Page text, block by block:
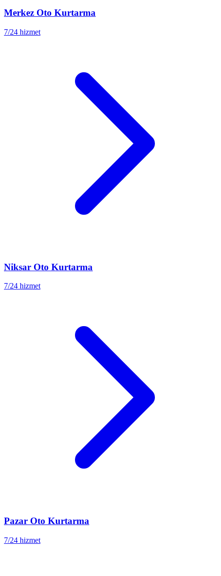
Merkez Oto Kurtarma
7/24 hizmet
Niksar Oto Kurtarma
7/24 hizmet
Pazar Oto Kurtarma
7/24 hizmet